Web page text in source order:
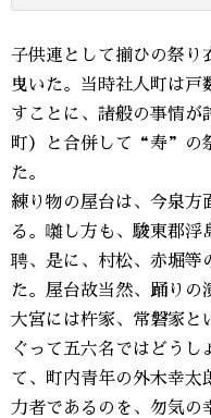
子供連として揃ひの祭り
曳いた。当時社人町は戸
すことに、諸般の事情が
町）と合併して“寿”の
た。
練り物の屋台は、今泉方
る。囃し方も、駿東郡浮
聘、是に、村松、赤堀等
た。屋台故当然、踊りの
大宮には杵家、常磐家と
ぐって五六名ではどうし
て、町内青年の外木幸太
力者であるのを、勿気の